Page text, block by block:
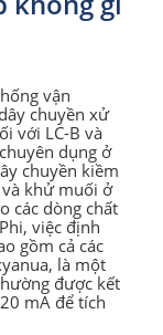
vận
chuyền xử
với LC-B và
dụng ở
chuyền kiềm
khử muối ở
các dòng chất
việc định
gồm cả các
là một
được kết
mA để tích